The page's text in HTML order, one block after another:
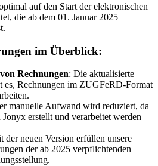
auf den Start der elektronischen
die ab dem 01. Januar 2025
im Überblick:
Rechnungen: Die aktualisierte
es, Rechnungen im ZUGFeRD-Format
manuelle Aufwand wird reduziert, da
erstellt und verarbeitet werden
der neuen Version erfüllen unsere
der ab 2025 verpflichtenden